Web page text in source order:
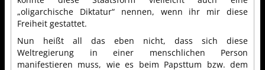
„oligarchische Diktatur“ nennen, wenn ihr mir diese
Freiheit gestattet.
Nun heißt all das eben nicht, dass sich diese
Weltregierung in einer menschlichen Person
manifestieren muss, wie es beim Papsttum bzw. dem